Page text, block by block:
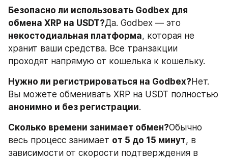
Безопасно ли использовать Godbex для
обмена XRP на USDT?
некостодиальная платформа, которая не
хранит ваши средства. Все транзакции
проходят напрямую от кошелька к кошельку.
Нужно ли регистрироваться на Godbex? Нет.
анонимно и без регистрации.
Сколько времени занимает обмен?Обычно
весь процесс занимает от 5 до 15 минут, в
зависимости от скорости подтверждения в